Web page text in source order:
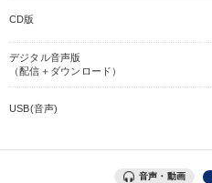
CD版
デジタル音声版
（配信＋ダウンロード）
USB(音声)
音声・動画